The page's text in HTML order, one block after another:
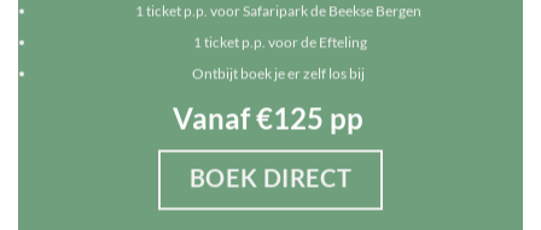
1 ticket p.p. voor Safaripark de Beekse Bergen
1 ticket p.p. voor de Efteling
Ontbijt boek je er zelf los bij
Vanaf €125 pp
BOEK DIRECT